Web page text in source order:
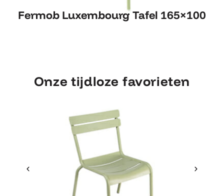
Fermob Luxembourg Tafel 165×100
Fermob Luxembourg Tafel
165×100
Onze tijdloze favorieten